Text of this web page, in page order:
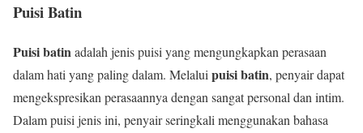
Puisi Batin
Puisi batinadalah jenis puisi yang mengungkapkan perasaan
dalam hati yang paling dalam. Melalui puisi batin, penyair dapat
mengekspresikan perasaannya dengan sangat personal dan intim.
Dalam puisi jenis ini, penyair seringkali menggunakan bahasa